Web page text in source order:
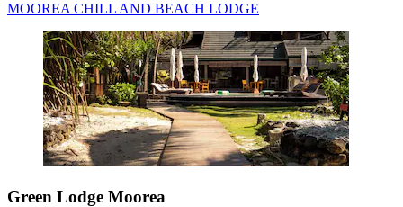
MOOREA CHILL AND BEACH LODGE
Green Lodge Moorea